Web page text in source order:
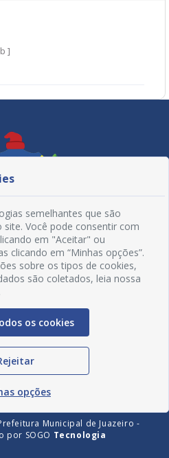
]
Sociais
Municipal de Juazeiro -
por SOGO Tecnologia
semelhantes que são
Você pode consentir com
em "Aceitar" ou
clicando em “Minhas opções”.
sobre os tipos de cookies,
são coletados, leia nossa
os cookies
opções